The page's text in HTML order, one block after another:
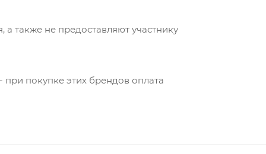
также не предоставляют участнику
при покупке этих брендов оплата